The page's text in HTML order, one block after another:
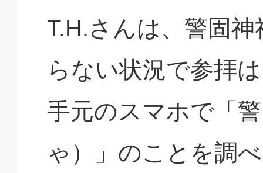
T.H.さんは、警固
らない状況で参拝
手元のスマホで「
ゃ）」のことを調